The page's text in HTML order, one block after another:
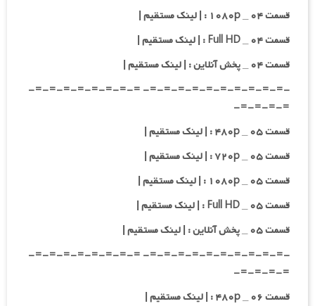
قسمت ۰۴ _ ۱۰۸۰p : | لینک مستقیم |
قسمت ۰۴ _ Full HD : | لینک مستقیم |
قسمت ۰۴ _ پخش آنلاین : | لینک مستقیم |
-=-=-=-=-=-=-=-=-=-=- =-=-=-=-=-=-=-=-
=-=-=-=-
قسمت ۰۵ _ ۴۸۰p : | لینک مستقیم |
قسمت ۰۵ _ ۷۲۰p : | لینک مستقیم |
قسمت ۰۵ _ ۱۰۸۰p : | لینک مستقیم |
قسمت ۰۵ _ Full HD : | لینک مستقیم |
قسمت ۰۵ _ پخش آنلاین : | لینک مستقیم |
-=-=-=-=-=-=-=-=-=-=- =-=-=-=-=-=-=-=-
=-=-=-=-
قسمت ۰۶ _ ۴۸۰p : | لینک مستقیم |